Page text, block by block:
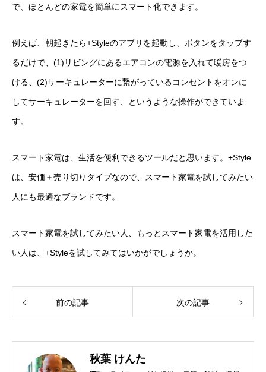
で、ほとんどの家電を簡単にスマート化できます。
例えば、朝起きたら+Styleのアプリを起動し、ボタンをタップす
るだけで、(1)リビングにあるエアコンの電源を入れて暖房をつ
ける、(2)サーキュレーターに繋がっているコンセントをオンに
してサーキュレーターを回す、というような操作ができていま
す。
スマート家電は、生活を便利できるツールだと思います。+Style
は、安価＋売り切りタイプなので、スマート家電を試してみたい
人にも最適なブランドです。
スマート家電を試してみたい人、もっとスマート家電を活用した
い人は、+Styleを試してみてはいかがでしょうか。
前の記事 次の記事
秋葉 けんた